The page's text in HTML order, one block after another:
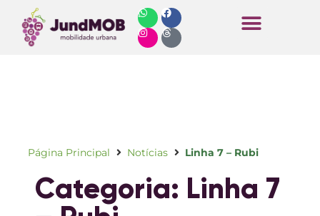
Página Principal Notícias Linha 7 – Rubi
Categoria: Linha 7